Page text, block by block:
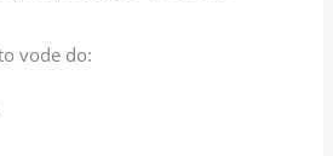
vode do: